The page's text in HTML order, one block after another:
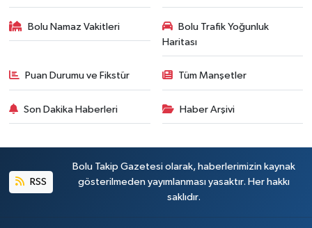
Bolu Namaz Vakitleri
Bolu Trafik Yoğunluk
Haritası
Puan Durumu ve Fikstür Tüm Manşetler
Son Dakika Haberleri Haber Arşivi
RSS
Bolu Takip Gazetesi olarak, haberlerimizin kaynak
gösterilmeden yayımlanması yasaktır. Her hakkı
saklıdır.